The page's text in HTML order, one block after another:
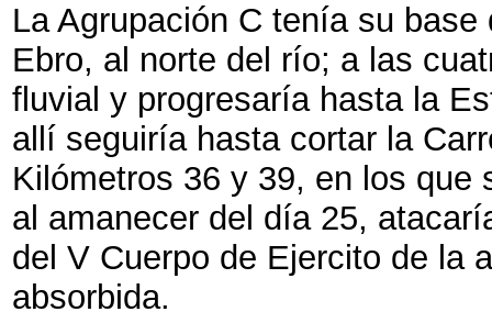
La Agrupación C tenía su
Ebro, al norte del río; a las
fluvial y progresaría hasta la
allí seguiría hasta cortar la
Kilómetros 36 y 39, en los
al amanecer del día 25,
del V Cuerpo de Ejercito de la
absorbida.